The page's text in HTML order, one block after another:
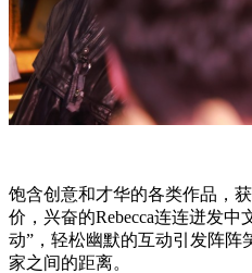
饱含创意和才华的各类作品，
价，兴奋的Rebecca连连迸发中
动”，轻松幽默的互动引发阵阵
家之间的距离。